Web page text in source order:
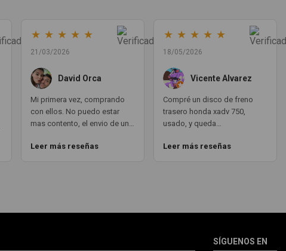
★ ★ ★ ★ ★
21/03/2026
David Orca
Mi primera vez, comprando
con ellos. No puedo estar
mas contento, el envio de un
momento estan atentos a la
Leer más reseñas
★ ★ ★ ★ ★
18/05/2026
Vicente Alvarez
Compré un disco de freno
trasero honda xadv 750,
usado, y queda
funciona como si fuera
Leer más reseñas
SÍGUENOS EN